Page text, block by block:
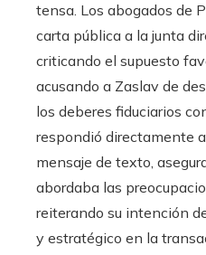
tensa. Los abogados de
carta pública a la junta
criticando el supuesto
acusando a Zaslav de
los deberes fiduciarios
respondió directamente
mensaje de texto,
abordaba las
reiterando su intención
y estratégico en la